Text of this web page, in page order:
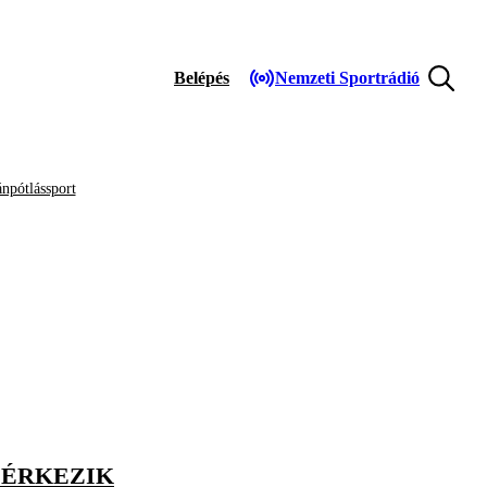
Belépés Nemzeti Sportrádió
ÉRKEZIK